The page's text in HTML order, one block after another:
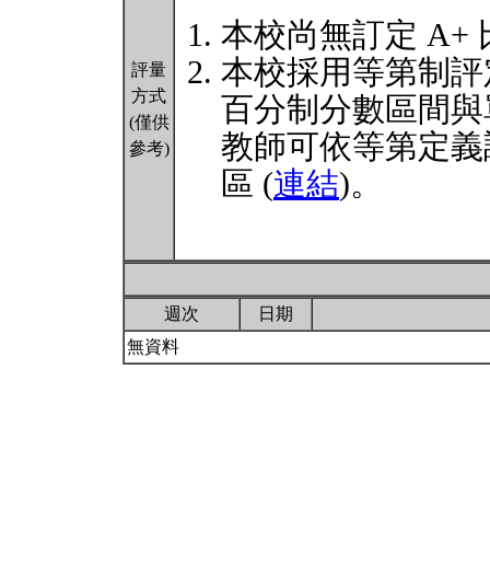
評量
方式
(僅供
參考)
本校尚無訂定 A+
本校採用等第制
百分制分數區間
教師可依等第定
區 (連結)。
週次
日期
無資料